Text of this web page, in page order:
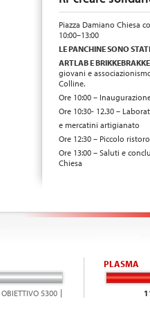
Piazza Damiano Chiesa
10:00–13:00
LE PANCHINE SONO
ARTLAB E
giovani e
Colline.
Ore 10:00–
Ore 10:30- 12.30–
e mercatini artigianato
Ore 12:30 – Piccolo
Ore 13:00 –Saluti e
Chiesa
OBIETTIVO 5300
PLASMA